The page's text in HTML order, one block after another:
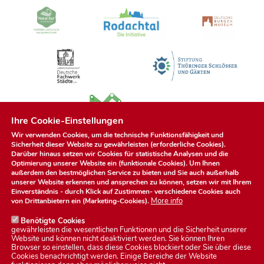
Ihre Cookie-Einstellungen
Wir verwenden Cookies, um die technische Funktionsfähigkeit und
Sicherheit dieser Website zu gewährleisten (erforderliche Cookies).
Darüber hinaus setzen wir Cookies für statistische Analysen und die
Optimierung unserer Website ein (funktionale Cookies). Um Ihnen
außerdem den bestmöglichen Service zu bieten und Sie auch außerhalb
unserer Website erkennen und ansprechen zu können, setzen wir mit Ihrem
Einverständnis - durch Klick aufZustimmen- verschiedene Cookies auch
von Drittanbietern ein (Marketing-Cookies). More info
Benötigte Cookies
gewährleisten die wesentlichen Funktionen und die Sicherheit unserer
Website und können nicht deaktiviert werden. Sie können Ihren
Browser so einstellen, dass diese Cookies blockiert oder Sie über diese
Cookies benachrichtigt werden. Einige Bereiche der Website